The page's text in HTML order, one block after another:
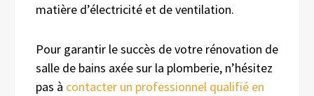
matière d’électricité et de ventilation.
Pour garantir le succès de votre rénovation de
salle de bains axée sur la plomberie, n’hésitez
pas à contacter un professionnel qualifié en